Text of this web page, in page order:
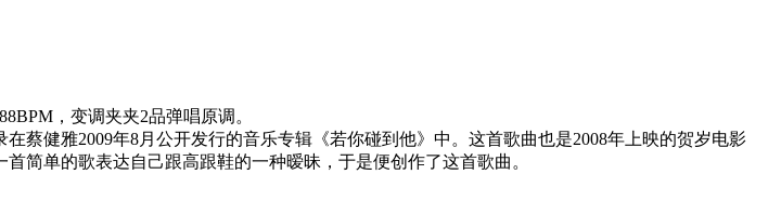
，变调夹夹2品弹唱原调。
蔡健雅2009年8月公开发行的音乐专辑《若你碰到他》中。这首歌曲也是2008年上映的贺岁电影
简单的歌表达自己跟高跟鞋的一种暧昧，于是便创作了这首歌曲。